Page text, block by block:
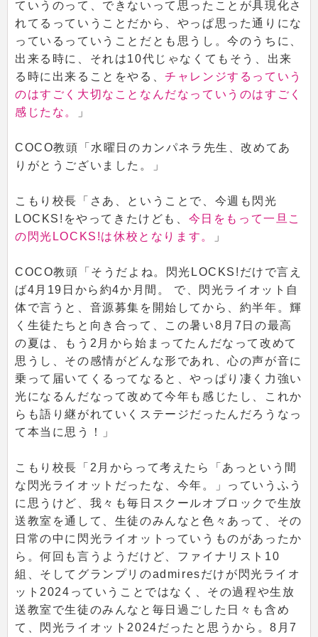
ていうのって、できないって思ったことが具現化さ
れてるっていうことだから、やっぱ思った通りにな
っているっていうことだとも思うし。今のうちに、
出来る時に、それは10代じゃなくてもそう、出来
る時に出来ることをやる、チャレンジするっていう
のはすごく大切なことなんだなっていうのはすごく
感じたな。
」
COCO教頭「水曜日のカンパネラ先生、改めてあ
りがとうございました。」
こもり校長「さあ、ということで、今週も閃光
LOCKS!をやってきたけども、 今日をもって一旦こ
の閃光LOCKS!は休校となります。
」
COCO教頭「そうだよね。閃光LOCKS!だけで言え
ば4月19日から約4か月間。 で、閃光ライオット自
体で言うと、音源募集を開始してから、約半年。輝
く生徒たちと向き合って、この暑い8月7日の最高
の夏は、もう2月から始まってたんだなって改めて
思うし、その感情がどんな形であれ、心の声が音に
乗って届いてくるってなると、やっぱり凄く力強い
光になるんだなって改めて今年も感じたし、これか
らも語り継がれていくステージだったんだろうなっ
て本当に思う！」
こもり校長「2月からって考えたら「あっという間
な閃光ライオットだったな、今年。」っていうふう
に思うけど、我々も毎日スクールオブロックで生放
送教室を通して、生徒のみんなと色々あって、その
日常の中に閃光ライオットっていうものがあったか
ら。何回も言うようだけど、ファイナリスト10
組、そしてグランプリのadmiresだけが閃光ライオ
ット2024っていうことではなく、その過程や生放
送教室で生徒のみんなと毎日過ごした日々も含め
て、閃光ライオット2024だったと思うから。8月7